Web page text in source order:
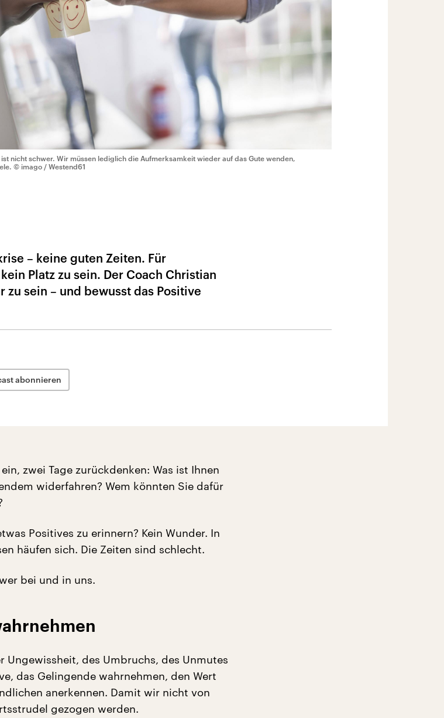
nicht schwer. Wir müssen lediglich die Aufmerksamkeit wieder auf das Gute wenden,
© imago / Westend61
– keine guten Zeiten. Für
Platz zu sein. Der Coach Christian
sein – und bewusst das Positive
abonnieren
zwei Tage zurückdenken: Was ist Ihnen
widerfahren? Wem könnten Sie dafür
Positives zu erinnern? Kein Wunder. In
häufen sich. Die Zeiten sind schlecht.
bei und in uns.
Ungewissheit, des Umbruchs, des Unmutes
das Gelingende wahrnehmen, den Wert
anerkennen. Damit wir nicht von
gezogen werden.